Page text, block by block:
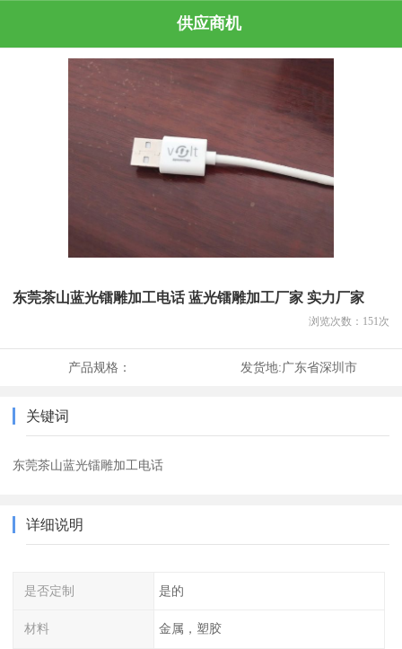
供应商机
东莞茶山蓝光镭雕加工电话 蓝光镭雕加工厂家 实力厂家
浏览次数： 151 次
产品规格： 发货地:广东省深圳市
关键词
东莞茶山蓝光镭雕加工电话
详细说明
是否定制 是的
材料 金属，塑胶